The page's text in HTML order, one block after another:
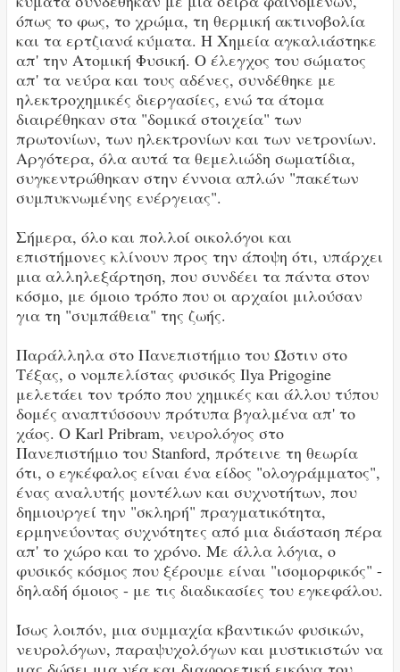
όπως το φως, το χρώμα, τη θερμική ακτινοβολία
και τα ερτζιανά κύματα. Η Χημεία αγκαλιάστηκε
απ' την Ατομική Φυσική. Ο έλεγχος του σώματος
απ' τα νεύρα και τους αδένες, συνδέθηκε με
ηλεκτροχημικές διεργασίες, ενώ τα άτομα
διαιρέθηκαν στα "δομικά στοιχεία" των
πρωτονίων, των ηλεκτρονίων και των νετρονίων.
Αργότερα, όλα αυτά τα θεμελιώδη σωματίδια,
συγκεντρώθηκαν στην έννοια απλών "πακέτων
συμπυκνωμένης ενέργειας".
Σήμερα, όλο και πολλοί οικολόγοι και
επιστήμονες κλίνουν προς την άποψη ότι, υπάρχει
μια αλληλεξάρτηση, που συνδέει τα πάντα στον
κόσμο, με όμοιο τρόπο που οι αρχαίοι μιλούσαν
για τη "συμπάθεια" της ζωής.
Παράλληλα στο Πανεπιστήμιο του Ώστιν στο
Τέξας, ο νομπελίστας φυσικός Ilya Prigogine
μελετάει τον τρόπο που χημικές και άλλου τύπου
δομές αναπτύσσουν πρότυπα βγαλμένα απ' το
χάος. Ο Karl Pribram, νευρολόγος στο
Πανεπιστήμιο του Stanford, πρότεινε τη θεωρία
ότι, ο εγκέφαλος είναι ένα είδος "ολογράμματος",
ένας αναλυτής μοντέλων και συχνοτήτων, που
δημιουργεί την "σκληρή" πραγματικότητα,
ερμηνεύοντας συχνότητες από μια διάσταση πέρα
απ' το χώρο και το χρόνο. Με άλλα λόγια, ο
φυσικός κόσμος που ξέρουμε είναι "ισομορφικός" -
δηλαδή όμοιος - με τις διαδικασίες του εγκεφάλου.
Ίσως λοιπόν, μια συμμαχία κβαντικών φυσικών,
νευρολόγων, παραψυχολόγων και μυστικιστών να